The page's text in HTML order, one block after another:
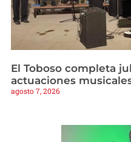
El Toboso completa
actuaciones
agosto 7, 2026